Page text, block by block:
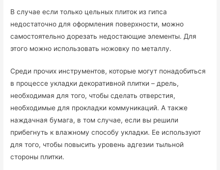
В случае если только цельных плиток из гипса
недостаточно для оформления поверхности, можно
самостоятельно дорезать недостающие элементы. Для
этого можно использовать ножовку по металлу.
Среди прочих инструментов, которые могут понадобиться
в процессе укладки декоративной плитки – дрель,
необходимая для того, чтобы сделать отверстия,
необходимые для прокладки коммуникаций. А также
наждачная бумага, в том случае, если вы решили
прибегнуть к влажному способу укладки. Ее используют
для того, чтобы повысить уровень адгезии тыльной
стороны плитки.